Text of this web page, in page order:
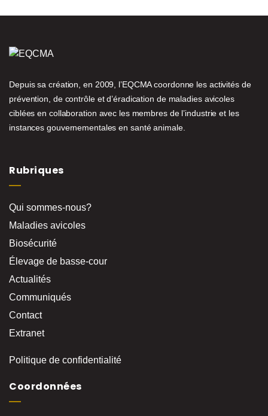
Depuis sa création, en 2009, l’EQCMA coordonne les activités de
prévention, de contrôle et d’éradication de maladies avicoles
ciblées en collaboration avec les membres de l’industrie et les
instances gouvernementales en santé animale.
Rubriques
Qui sommes-nous?
Maladies avicoles
Biosécurité
Élevage de basse-cour
Actualités
Communiqués
Contact
Extranet
Politique de confidentialité
Coordonnées